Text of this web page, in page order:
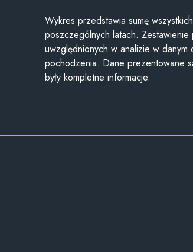
Wykres przedstawia sumę
poszczególnych latach. Zestawienie
uwzględnionych w analizie w
pochodzenia. Dane prezentowane
były kompletne informacje.